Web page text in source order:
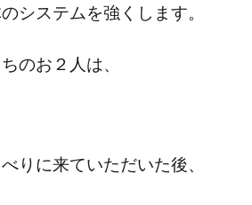
システムを強くします。
のお２人は、
りに来ていただいた後、